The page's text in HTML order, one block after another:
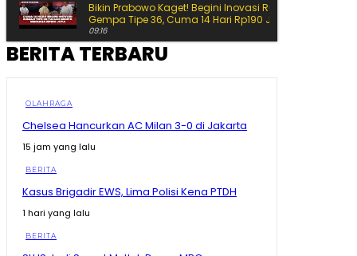
Bikin Prabowo Kaget! Begini Inovasi Rumah Tahan
Gempa Tipe 36, Cuma 14 Hari Rp190 Juta
09:16
Buku SD-SMA Dicek Prabowo Satu per Satu, Begini
11:48
Detik-Detik Hakim Saldi Isra Tegur Ahli Presiden
Siap-Siap Ganti Gas 3 Kg! BRIN Pamer Gas ANG, Lebih
Awet dan Hemat
BERITA TERBARU
OLAHRAGA
Chelsea Hancurkan AC Milan 3-0 di Jakarta
15 jam yang lalu
BERITA
Kasus Brigadir EWS, Lima Polisi Kena PTDH
1 hari yang lalu
BERITA